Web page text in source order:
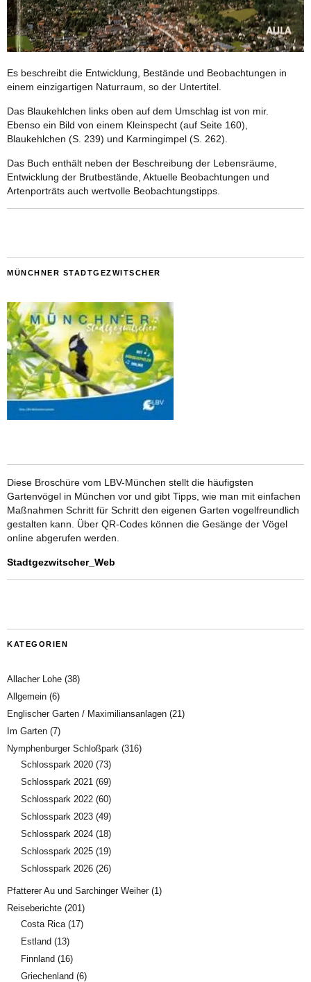
Es beschreibt die Entwicklung, Bestände und Beobachtungen in
einem einzigartigen Naturraum, so der Untertitel.
Das Blaukehlchen links oben auf dem Umschlag ist von mir.
Ebenso ein Bild von einem Kleinspecht (auf Seite 160),
Blaukehlchen (S. 239) und Karmingimpel (S. 262).
Das Buch enthält neben der Beschreibung der Lebensräume,
Entwicklung der Brutbestände, Aktuelle Beobachtungen und
Artenporträts auch wertvolle Beobachtungstipps.
MÜNCHNER STADTGEZWITSCHER
Diese Broschüre vom LBV-München stellt die häufigsten
Gartenvögel in München vor und gibt Tipps, wie man mit einfachen
Maßnahmen Schritt für Schritt den eigenen Garten vogelfreundlich
gestalten kann. Über QR-Codes können die Gesänge der Vögel
online abgerufen werden.
Stadtgezwitscher_Web
KATEGORIEN
Allacher Lohe (38)
Allgemein (6)
Englischer Garten / Maximiliansanlagen (21)
Im Garten (7)
Nymphenburger Schloßpark (316)
Schlosspark 2020 (73)
Schlosspark 2021 (69)
Schlosspark 2022 (60)
Schlosspark 2023 (49)
Schlosspark 2024 (18)
Schlosspark 2025 (19)
Schlosspark 2026 (26)
Pfatterer Au und Sarchinger Weiher(1)
Reiseberichte (201)
Costa Rica (17)
Estland (13)
Finnland (16)
Griechenland (6)